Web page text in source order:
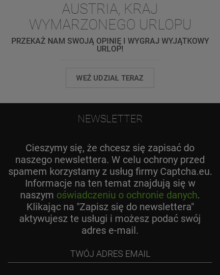
AUSTRIA, KRAJ
WYMARZONEGO URLOPU
PRZEKAŻ NAM SWOJĄ OPINIĘ I WYGRAJ WYJĄTKOWY
URLOP!
WEŹ UDZIAŁ TERAZ
NEWSLETTER
Cieszymy się, że chcesz się zapisać do
naszego newslettera. W celu ochrony przed
spamem korzystamy z usług firmy Captcha.eu.
Informacje na ten temat znajdują się w
naszym oświadczeniu o ochronie danych.
Klikając na "Zapisz się do newslettera"
aktywujesz te usługi i możesz podać swój
adres e-mail.
email